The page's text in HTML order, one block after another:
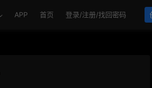
APP 首页 登录/注册/找回密码